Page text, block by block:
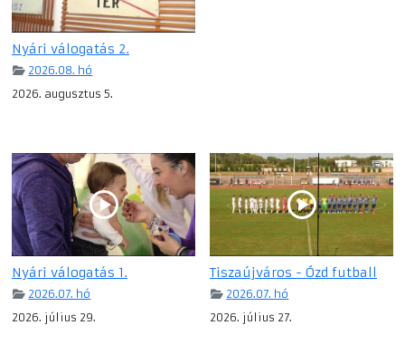
Nyári válogatás 2.
2026.08. hó
2026. augusztus 5.
Nyári válogatás 1.
2026.07. hó
2026. július 29.
Tiszaújváros - Ózd futball
2026.07. hó
2026. július 27.